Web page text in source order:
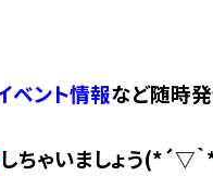
ベント情報など随時
しちゃいましょう(*´▽